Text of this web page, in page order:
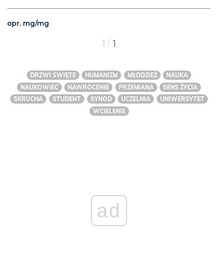
opr. mg/mg
1 / 1
DRZWI ŚWIĘTE HUMANIZM MŁODZIEŻ
NAUKA
NAUKOWIEC
NAWRÓCENIE PRZEMIANA
SENS ŻYCIA
SKRUCHA
STUDENT SYNOD UCZELNIA
UNIWERSYTET
WCIELENIE
ad